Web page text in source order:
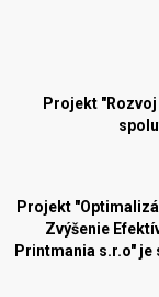
Projekt
Projekt
Zvýšenie
Printmania s.r.o"